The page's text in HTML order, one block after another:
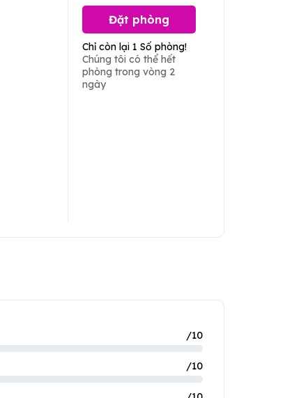
Đặt phòng
Chỉ còn lại 1 Số phòng!
Chúng tôi có thể hết
phòng trong vòng 2
ngày
/10
/10